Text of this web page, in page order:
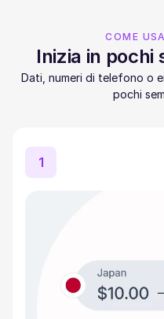
COME
Inizia in pochi
Dati, numeri di telefono o
pochi
1